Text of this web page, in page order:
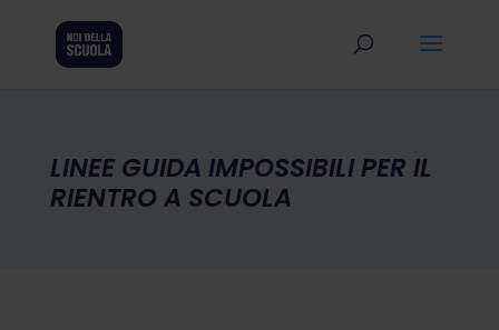
LINEE GUIDA IMPOSSIBILI PER IL
RIENTRO A SCUOLA